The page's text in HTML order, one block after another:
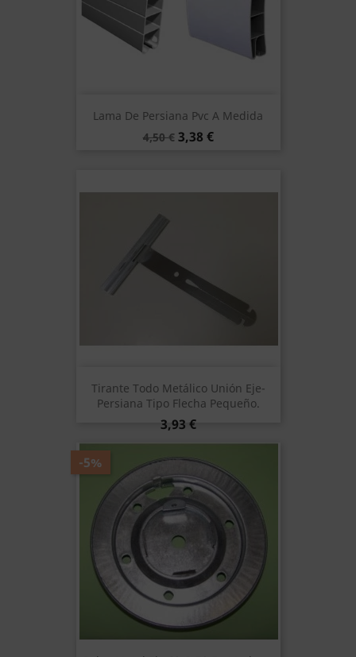
Lama De Persiana Pvc A Medida
Precio
4,50 € Precio
3,38 €
Tirante Todo Metálico Unión Eje-
Persiana Tipo Flecha Pequeño.
Precio
3,93 €
-5%